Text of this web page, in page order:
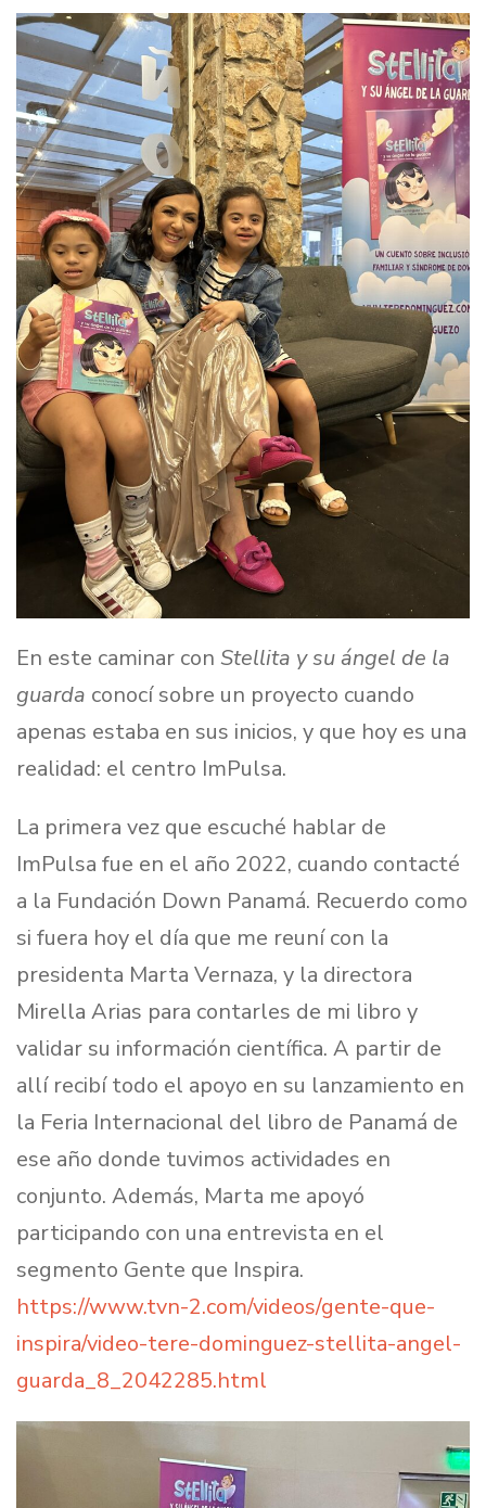
En este caminar con Stellita y su ángel de la
guarda conocí sobre un proyecto cuando
apenas estaba en sus inicios, y que hoy es una
realidad: el centro ImPulsa.
La primera vez que escuché hablar de
ImPulsa fue en el año 2022, cuando contacté
a la Fundación Down Panamá. Recuerdo como
si fuera hoy el día que me reuní con la
presidenta Marta Vernaza, y la directora
Mirella Arias para contarles de mi libro y
validar su información científica. A partir de
allí recibí todo el apoyo en su lanzamiento en
la Feria Internacional del libro de Panamá de
ese año donde tuvimos actividades en
conjunto. Además, Marta me apoyó
participando con una entrevista en el
segmento Gente que Inspira.
https://www.tvn-2.com/videos/gente-que-
inspira/video-tere-dominguez-stellita-angel-
guarda_8_2042285.html